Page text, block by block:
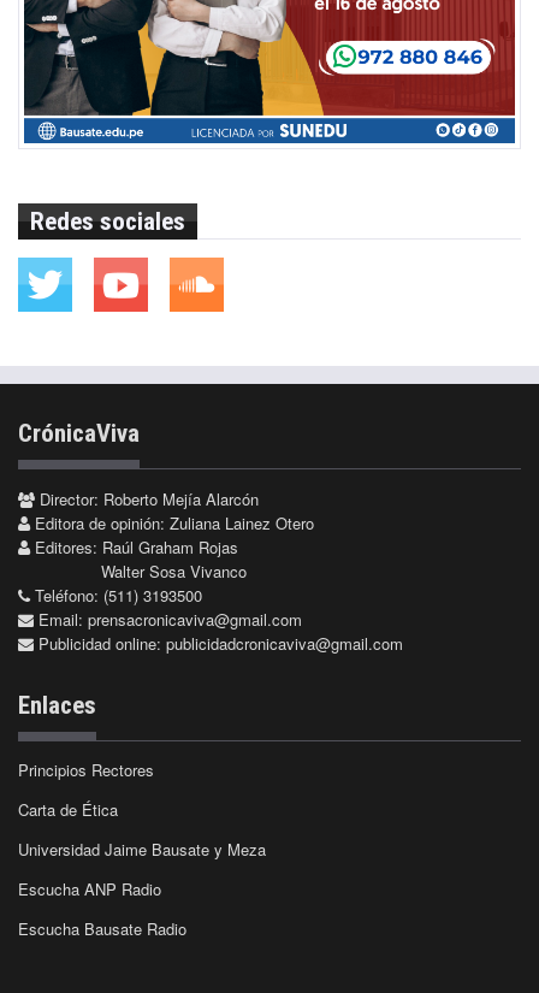
Redes sociales
CrónicaViva
Director: Roberto Mejía Alarcón
Editora de opinión: Zuliana Lainez Otero
Editores: Raúl Graham Rojas
Walter Sosa Vivanco
Teléfono: (511) 3193500
Email: prensacronicaviva@gmail.com
Publicidad online: publicidadcronicaviva@gmail.com
Enlaces
Principios Rectores
Carta de Ética
Universidad Jaime Bausate y Meza
Escucha ANP Radio
Escucha Bausate Radio